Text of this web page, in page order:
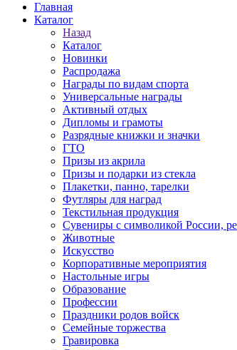
Главная
Каталог
Назад
Каталог
Новинки
Распродажа
Награды по видам спорта
Универсальные награды
Активный отдых
Дипломы и грамоты
Разрядные книжки и значки
ГТО
Призы из акрила
Призы и подарки из стекла
Плакетки, панно, тарелки
Футляры для наград
Текстильная продукция
Сувениры с символикой России,
Животные
Искусство
Корпоративные мероприятия
Настольные игры
Образование
Профессии
Праздники родов войск
Семейные торжества
Гравировка